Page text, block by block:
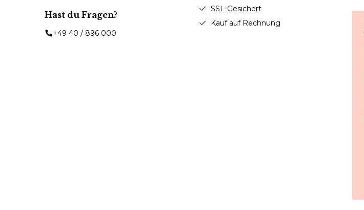
Hast du Fragen?
+49 40 / 896 000
SSL-Gesichert
Kauf auf Rechnung